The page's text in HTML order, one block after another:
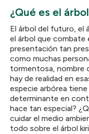
¿Qué es el
El árbol del futuro, el
el árbol que combate
presentación tan
como muchas
tormentosa, nombre
hay de realidad en
especie arbórea
determinante en
hace tan especial?
cuidar el medio
todo sobre el árbol